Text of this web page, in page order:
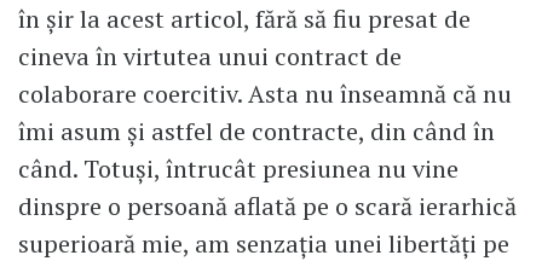
în șir la acest articol, fără să fiu presat de
cineva în virtutea unui contract de
colaborare coercitiv. Asta nu înseamnă că nu
îmi asum și astfel de contracte, din când în
când. Totuși, întrucât presiunea nu vine
dinspre o persoană aflată pe o scară ierarhică
superioară mie, am senzația unei libertăți pe